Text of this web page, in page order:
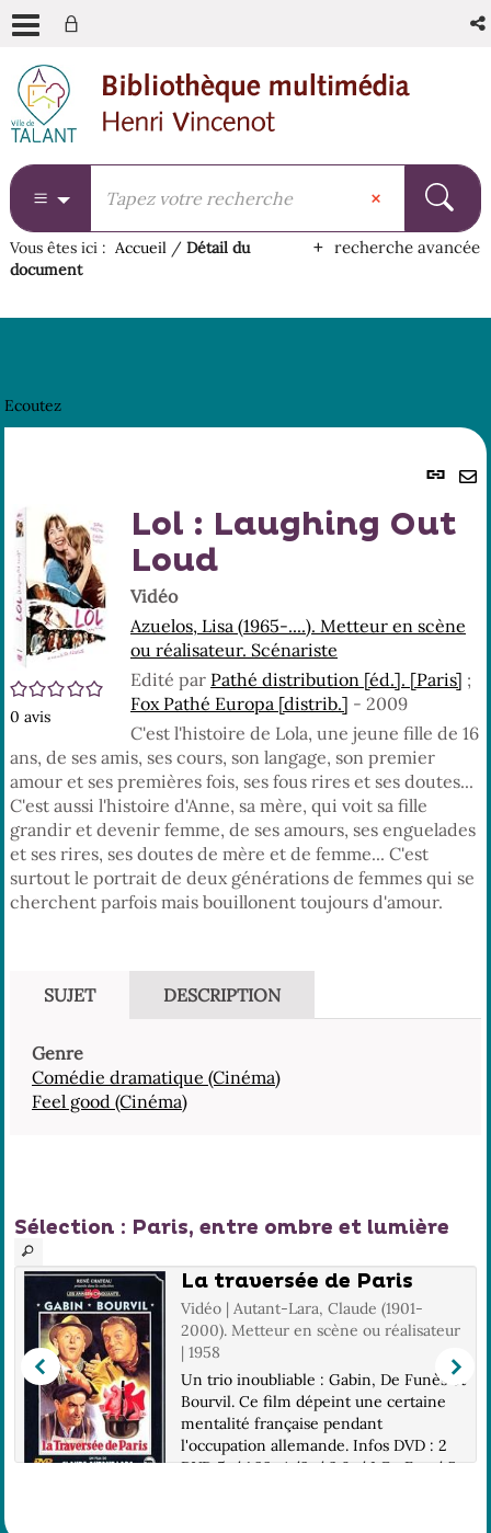
menu
contenu
recherche
recherche avancée
Vous êtes ici : Accueil / Détail du
document
Ecoutez
/5
0 avis
Lol : Laughing Out
Loud
Vidéo
Azuelos, Lisa (1965-....). Metteur en scène
ou réalisateur. Scénariste
Edité par Pathé distribution [éd.]. [Paris] ;
Fox Pathé Europa [distrib.] - 2009
C'est l'histoire de Lola, une jeune fille de 16
ans, de ses amis, ses cours, son langage, son premier
amour et ses premières fois, ses fous rires et ses doutes...
C'est aussi l'histoire d'Anne, sa mère, qui voit sa fille
grandir et devenir femme, de ses amours, ses enguelades
et ses rires, ses doutes de mère et de femme... C'est
surtout le portrait de deux générations de femmes qui se
cherchent parfois mais bouillonent toujours d'amour.
SUJET DESCRIPTION
Genre
Comédie dramatique (Cinéma)
Feel good (Cinéma)
Sélection : Paris, entre ombre et lumière
La traversée de Paris
Vidéo | Autant-Lara, Claude (1901-
2000). Metteur en scène ou réalisateur
| 1958
Un trio inoubliable : Gabin, De Funès et
Bourvil. Ce film dépeint une certaine
mentalité française pendant
l'occupation allemande. Infos DVD : 2
DVD 5 / 1.33, 4/3 / 2.0 / LG : Fra / S-